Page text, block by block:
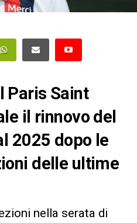
Paris Saint
il rinnovo del
2025 dopo le
delle ultime
nella serata di